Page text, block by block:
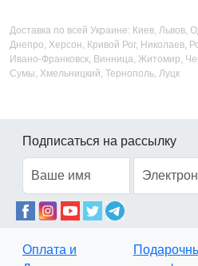
Доставка по всей Украине: Киев, Львов,
Днепро, Херсон, Кривой Рог, Николаев,
Ивано-Франковск, Винница, Житомир,
Сумы, Хмельницкий, Тернополь, Луцк
Подписаться на рассылку
Оплата и